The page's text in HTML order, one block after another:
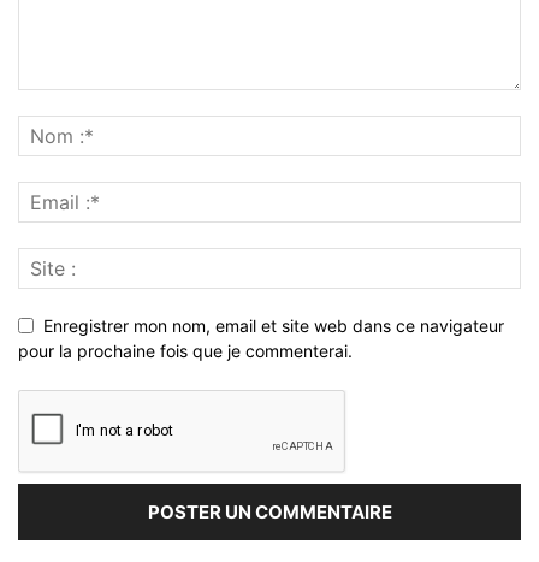
Enregistrer mon nom, email et site web dans ce navigateur
pour la prochaine fois que je commenterai.